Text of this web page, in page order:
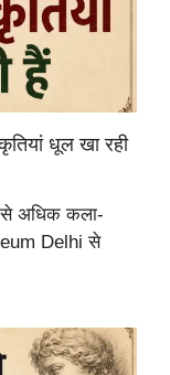
धूल खा रही
अधिक कला-
Delhi से